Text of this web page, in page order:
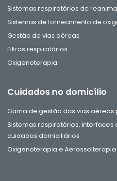
Sistemas respiratórios de
Sistemas de fornecimento de
Gestão de vias aéreas
Filtros respiratórios
Oxigenoterapia
Cuidados no domicílio
Gama de gestão das vias
Sistemas respiratórios,
cuidados domiciliários
Oxigenoterapia e Aerossolterapia